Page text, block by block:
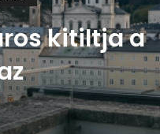
kitiltja a